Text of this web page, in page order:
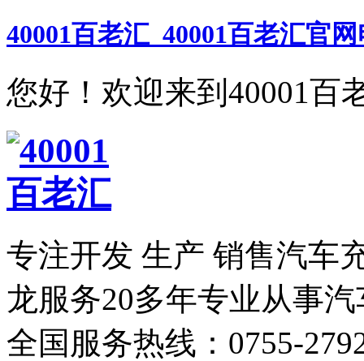
40001百老汇_40001百老汇官
您好！欢迎来到40001百
专注开发 生产 销售汽车
龙服务20多年专业从事
全国服务热线： 0755-